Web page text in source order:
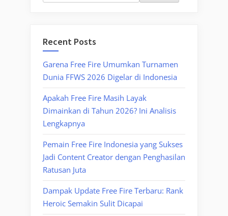
Recent Posts
Garena Free Fire Umumkan Turnamen
Dunia FFWS 2026 Digelar di Indonesia
Apakah Free Fire Masih Layak
Dimainkan di Tahun 2026? Ini Analisis
Lengkapnya
Pemain Free Fire Indonesia yang Sukses
Jadi Content Creator dengan Penghasilan
Ratusan Juta
Dampak Update Free Fire Terbaru: Rank
Heroic Semakin Sulit Dicapai